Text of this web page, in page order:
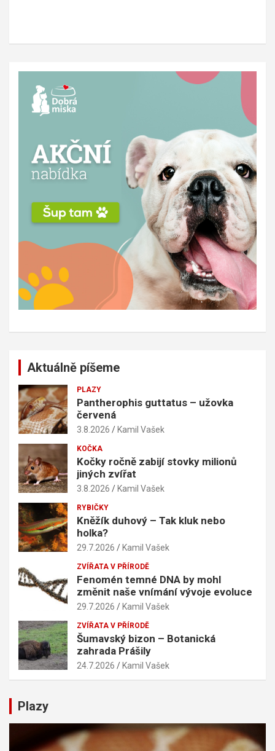
Aktuálně píšeme
PLAZY
Pantherophis guttatus – užovka
červená
3.8.2026 Kamil Vašek
KOČKA
Kočky ročně zabijí stovky milionů
jiných zvířat
3.8.2026 Kamil Vašek
RYBIČKY
Kněžík duhový – Tak kluk nebo
holka?
29.7.2026 Kamil Vašek
ZVÍŘATA V PŘÍRODĚ
Fenomén temné DNA by mohl
změnit naše vnímání vývoje evoluce
29.7.2026 Kamil Vašek
ZVÍŘATA V PŘÍRODĚ
Šumavský bizon – Botanická
zahrada Prášily
24.7.2026 Kamil Vašek
Plazy